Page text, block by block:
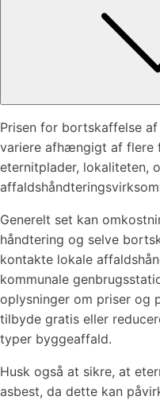
Prisen for bortskaffelse
variere afhængigt af flere
eternitplader, lokaliteten,
Generelt set kan
håndtering og selve
kontakte lokale
kommunale
oplysninger om priser og
tilbyde gratis eller
typer byggeaffald.
Husk også at sikre, at
asbest, da dette kan